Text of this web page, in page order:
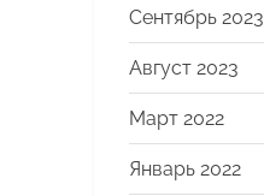
Сентябрь 2023
Август 2023
Март 2022
Январь 2022